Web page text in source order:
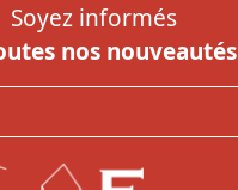
Soyez informés
nos nouveautés